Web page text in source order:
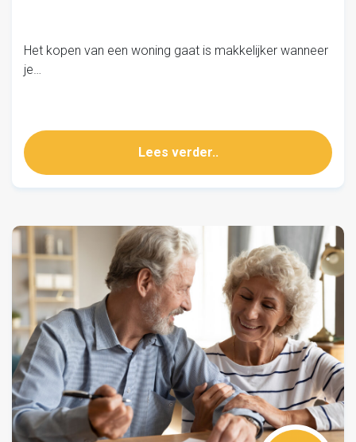
Het kopen van een woning gaat is makkelijker wanneer
je…
Lees verder..